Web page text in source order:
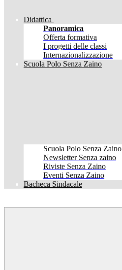
Didattica
Panoramica
Offerta formativa
I progetti delle classi
Internazionalizzazione
Scuola Polo Senza Zaino
Scuola Polo Senza Zaino
Newsletter Senza zaino
Riviste Senza Zaino
Eventi Senza Zaino
Bacheca Sindacale